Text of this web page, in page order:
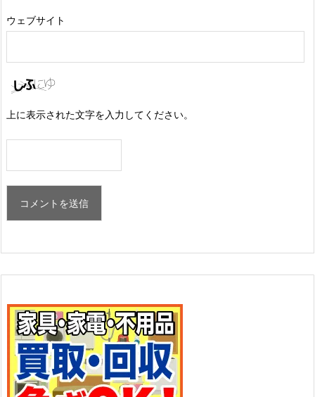
ウェブサイト
上に表示された文字を入力してください。